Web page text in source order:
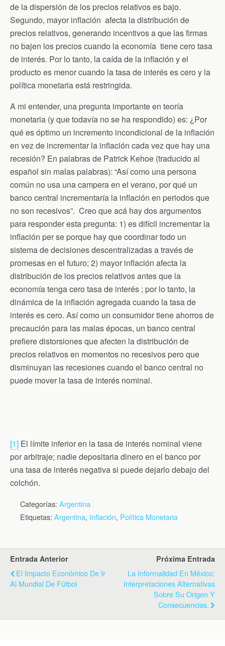
de la dispersión de los precios relativos es bajo.
Segundo, mayor inflación afecta la distribución de
precios relativos, generando incentivos a que las firmas
no bajen los precios cuando la economía tiene cero tasa
de interés. Por lo tanto, la caída de la inflación y el
producto es menor cuando la tasa de interés es cero y la
política monetaria está restringida.
A mi entender, una pregunta importante en teoría
monetaria (y que todavía no se ha respondido) es: ¿Por
qué es óptimo un incremento incondicional de la inflación
en vez de incrementar la inflación cada vez que hay una
recesión? En palabras de Patrick Kehoe (traducido al
español sin malas palabras): “Así como una persona
común no usa una campera en el verano, por qué un
banco central incrementaría la inflación en periodos que
no son recesivos”. Creo que acá hay dos argumentos
para responder esta pregunta: 1) es difícil incrementar la
inflación per se porque hay que coordinar todo un
sistema de decisiones descentralizadas a través de
promesas en el futuro; 2) mayor inflación afecta la
distribución de los precios relativos antes que la
economía tenga cero tasa de interés ; por lo tanto, la
dinámica de la inflación agregada cuando la tasa de
interés es cero. Así como un consumidor tiene ahorros de
precaución para las malas épocas, un banco central
prefiere distorsiones que afecten la distribución de
precios relativos en momentos no recesivos pero que
disminuyan las recesiones cuando el banco central no
puede mover la tasa de interés nominal.
[1] El límite inferior en la tasa de interés nominal viene
por arbitraje; nadie depositaria dinero en el banco por
una tasa de interés negativa si puede dejarlo debajo del
colchón.
Categorías: Argentina
Etiquetas: Argentina, Inflación, Política Monetaria
Entrada Anterior
El Impacto Económico De Ir
Al Mundial De Fútbol
Próxima Entrada
La Informalidad En México:
Interpretaciones Alternativas
Sobre Su Origen Y
Consecuencias.